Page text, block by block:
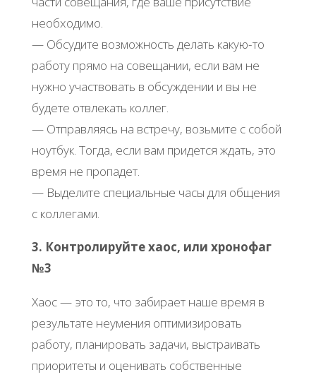
необходимо.
— Обсудите возможность делать какую-то
работу прямо на совещании, если вам не
нужно участвовать в обсуждении и вы не
будете отвлекать коллег.
— Отправляясь на встречу, возьмите с собой
ноутбук. Тогда, если вам придется ждать, это
время не пропадет.
— Выделите специальные часы для общения
с коллегами.
3. Контролируйте хаос, или хронофаг
№3
Хаос — это то, что забирает наше время в
результате неумения оптимизировать
работу, планировать задачи, выстраивать
приоритеты и оценивать собственные